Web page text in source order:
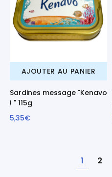
AJOUTER AU PANIER
Sardines message "Kenavo
! " 115g
5,35€
1 2